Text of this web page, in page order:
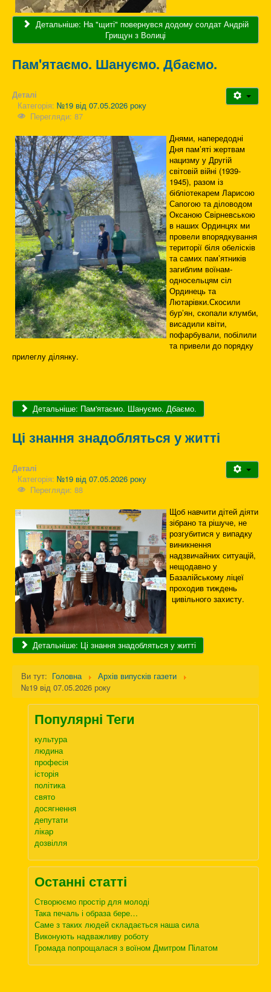
Детальніше: На "щиті" повернувся додому солдат Андрій
Грищун з Волиці
Пам'ятаємо. Шануємо. Дбаємо.
Деталі
Категорія: №19 від 07.05.2026 року
Перегляди: 87
Днями, напередодні
Дня пам’яті жертвам
нацизму у Другій
світовій війні (1939-
1945), разом із
бібліотекарем Ларисою
Сапогою та діловодом
Оксаною Свірневською
в наших Ординцях ми
провели впорядкування
території біля обелісків
та самих памʼятників
загиблим воїнам-
односельцям сіл
Ординець та
Лютарівки.Скосили
бурʼян, скопали клумби,
висадили квіти,
пофарбували, побілили
та привели до порядку
прилеглу ділянку.
Детальніше: Пам'ятаємо. Шануємо. Дбаємо.
Ці знання знадобляться у житті
Деталі
Категорія: №19 від 07.05.2026 року
Перегляди: 88
Щоб навчити дітей діяти
зібрано та рішуче, не
розгубитися у випадку
виникнення
надзвичайних ситуацій,
нещодавно у
Базалійському ліцеї
проходив тиждень
цивільного захисту.
Детальніше: Ці знання знадобляться у житті
Ви тут: Головна
Архів випусків газети
№19 від 07.05.2026 року
Популярні Теги
культура
людина
професія
історія
політика
свято
досягнення
депутати
лікар
дозвілля
Останні статті
Створюємо простір для молоді
Така печаль і образа бере…
Саме з таких людей складається наша сила
Виконують надважливу роботу
Громада попрощалася з воїном Дмитром Пілатом